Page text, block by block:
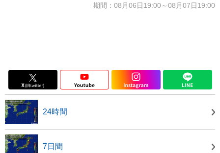
期間：08月06日19:00～08月07日19:00
24時間
7日間